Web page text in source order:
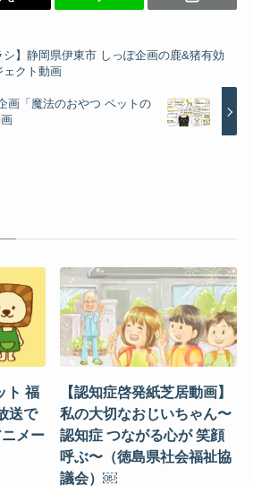
シ】静岡県伊東市 しっぽ企画の鹿&猪有効
ェクト動画
画「魔法のおやつ ペットの
ト 福
送で
メー
【認知症啓発紙芝居動画】
私の大切なおじいちゃん〜
認知症 つながる心が 笑顔
呼ぶ〜（徳島県社会福祉協
議会）￼